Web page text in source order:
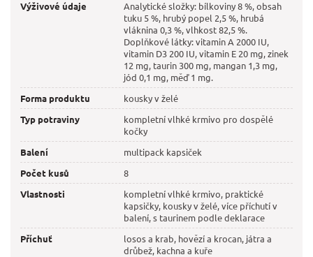
Výživové údaje
Analytické složky: bílkoviny 8 %, obsah
tuku 5 %, hrubý popel 2,5 %, hrubá
vláknina 0,3 %, vlhkost 82,5 %.
Doplňkové látky: vitamin A 2000 IU,
vitamin D3 200 IU, vitamin E 20 mg, zinek
12 mg, taurin 300 mg, mangan 1,3 mg,
jód 0,1 mg, měď 1 mg.
Forma produktu
kousky v želé
Typ potraviny
kompletní vlhké krmivo pro dospělé
kočky
Balení
multipack kapsiček
Počet kusů
8
Vlastnosti
kompletní vlhké krmivo, praktické
kapsičky, kousky v želé, více příchutí v
balení, s taurinem podle deklarace
Příchuť
losos a krab, hovězí a krocan, játra a
drůbež, kachna a kuře